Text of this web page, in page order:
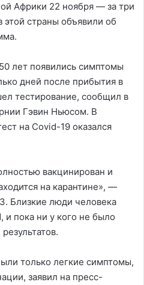
Африки 22 ноября — за три
этой страны объявили об
лет появились симптомы
дней после прибытия в
тестирование, сообщил в
Гэвин Ньюсом. В
на Covid-19 оказался
вакцинирован и
на карантине», —
Близкие люди человека
и пока ни у кого не было
только легкие симптомы,
заявил на пресс-